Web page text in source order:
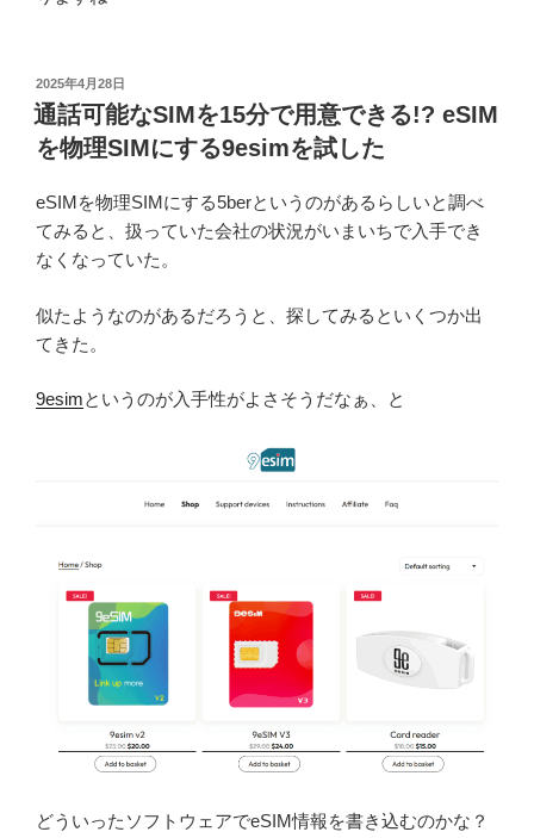
投
稿
日:
2025年4月28日
通話可能なSIMを15分で用意できる!? eSIM
を物理SIMにする9esimを試した
eSIMを物理SIMにする5berというのがあるらしいと調べ
てみると、扱っていた会社の状況がいまいちで入手でき
なくなっていた。
似たようなのがあるだろうと、探してみるといくつか出
てきた。
9esimというのが入手性がよさそうだなぁ、と
どういったソフトウェアでeSIM情報を書き込むのかな？